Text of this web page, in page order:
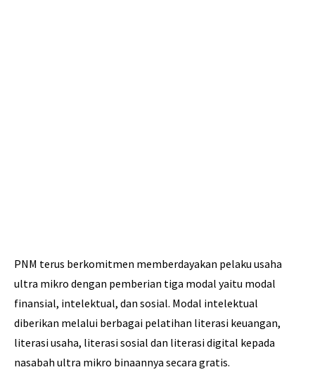
PNM terus berkomitmen memberdayakan pelaku usaha
ultra mikro dengan pemberian tiga modal yaitu modal
finansial, intelektual, dan sosial. Modal intelektual
diberikan melalui berbagai pelatihan literasi keuangan,
literasi usaha, literasi sosial dan literasi digital kepada
nasabah ultra mikro binaannya secara gratis.